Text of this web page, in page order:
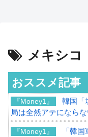
メキシコ
おススメ記事
『Money1』
韓国「
局は全然アテになら
『Money1』
「韓